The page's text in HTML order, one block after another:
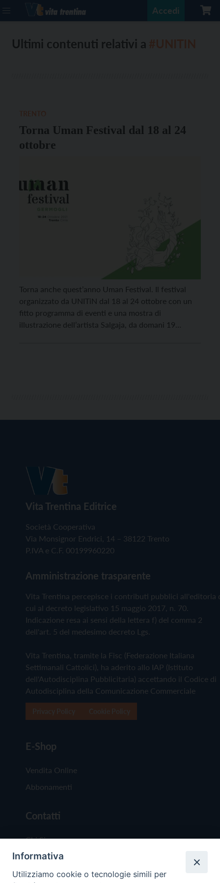
Accedi
Ultimi contenuti relativi a
Torna Uman Festival dal 18 al 24
ottobre
Torna anche quest’anno Uman Festival. Il festival
organizzato da UNITiN dal 18 al 24 ottobre con un
fitto programma di eventi e una mostra di
illustrazione dell’artista Salgaja, da domani 19
Vita Trentina Editrice
Società Cooperativa
Via Monsignor Endrici, 14 – 38122 Trento
P.IVA e C.F. 00199960220
Amministrazione trasparente
Vita Trentina percepisce i contributi pubblici all'editoria
cui al decreto legislativo 15 maggio 2017, n. 70.
Indicazione resa ai sensi della lettera f) del comma 2
dell'art. 5 del medesimo decreto Lgs.
Vita Trentina, tramite la Fisc (Federazione Italiana
Settimanali Cattolici), ha aderito allo IAP (Istituto
dell'Autodisciplina Pubblicitaria) accettando il Codice di
Autodisciplina della Comunicazione Commerciale
E-Shop
Vendita Online
Abbonamenti
Contatti
Chi Siamo
Redazione
Scrivici
Informativa
Utilizziamo cookie o tecnologie simili per